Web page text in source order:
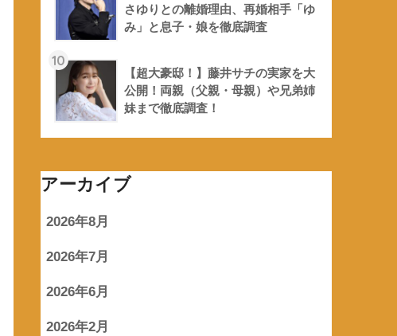
さゆりとの離婚理由、再婚相手「ゆ
み」と息子・娘を徹底調査
10
【超大豪邸！】藤井サチの実家を大
公開！両親（父親・母親）や兄弟姉
妹まで徹底調査！
アーカイブ
2026年8月
2026年7月
2026年6月
2026年2月